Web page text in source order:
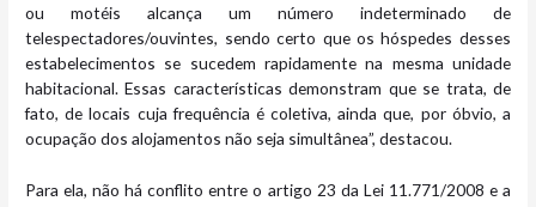
ou motéis alcança um número indeterminado de
telespectadores/ouvintes, sendo certo que os hóspedes desses
estabelecimentos se sucedem rapidamente na mesma unidade
habitacional. Essas características demonstram que se trata, de
fato, de locais cuja frequência é coletiva, ainda que, por óbvio, a
ocupação dos alojamentos não seja simultânea”, destacou.
Para ela, não há conflito entre o artigo 23 da Lei 11.771/2008 e a